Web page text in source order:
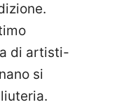
di artisti-
si